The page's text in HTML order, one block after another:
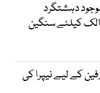
دہشتگرد
کیلئے سنگین
کے لیے نیپرا کی